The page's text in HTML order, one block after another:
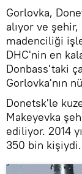
Gorlovka,
alıyor ve
madenciliği
DHC'nin en
Donbass'taki
Gorlovka'nın
Donetsk'le
Makeyevka
ediliyor. 2014
350 bin kişiydi.